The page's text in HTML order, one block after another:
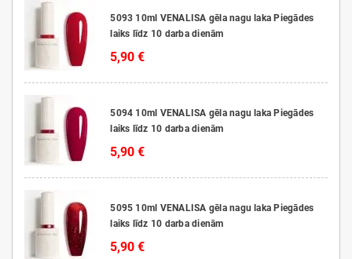
5093 10ml VENALISA gēla nagu laka Piegādes
laiks līdz 10 darba dienām
5,90 €
5094 10ml VENALISA gēla nagu laka Piegādes
laiks līdz 10 darba dienām
5,90 €
5095 10ml VENALISA gēla nagu laka Piegādes
laiks līdz 10 darba dienām
5,90 €